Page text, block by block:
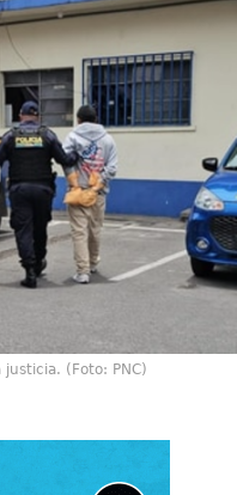
(Foto: PNC)